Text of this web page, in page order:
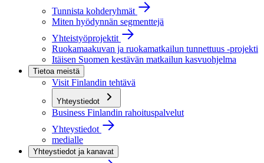
Tunnista kohderyhmät
Miten hyödynnän segmenttejä
Yhteistyöprojektit
Ruokamaakuvan ja ruokamatkailun tunnettuus -projekti
Itäisen Suomen kestävän matkailun kasvuohjelma
Tietoa meistä
Visit Finlandin tehtävä
Yhteystiedot
Business Finlandin rahoituspalvelut
Yhteystiedot
medialle
Yhteystiedot ja kanavat